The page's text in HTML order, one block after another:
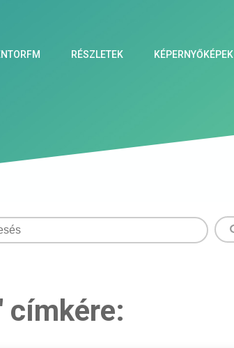
RÉSZLETEK KÉPERNYŐKÉPEK
címkére: